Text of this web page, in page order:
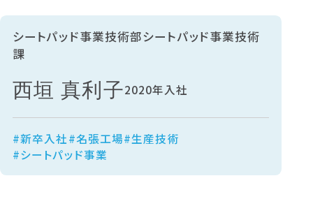
シートパッド事業技術部シートパッド事業技術
課
西垣 真利子2020年入社
#新卒入社#名張工場#生産技術
#シートパッド事業